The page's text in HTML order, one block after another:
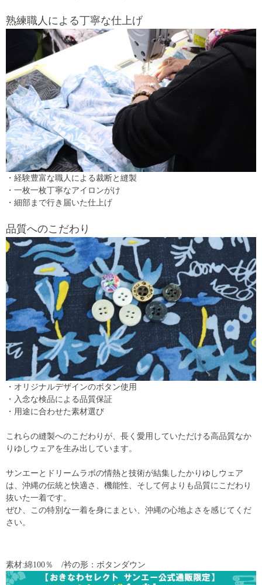
熟練職人による丁寧な仕上げ
・経験豊富な職人による裁断と縫製
・一枚一枚丁寧なアイロンがけ
・細部まで行き届いた仕上げ
品質へのこだわり
・オリジナルデザインのボタン使用
・入念な検品による品質保証
・用途に合わせた素材選び
これらの縫製へのこだわりが、長く愛用していただける高品質なか
りゆしウェアを生み出しています。
サンエーとドリームラボの情熱と技術が結集したかりゆしウェア
は、沖縄の伝統と快適さ、機能性、そして何よりも品質にこだわり
抜いた一着です。
ぜひ、この特別な一着を身にまとい、沖縄の心地よさを感じてくだ
さい。
素材:綿100％ /衿の形：ボタンダウン